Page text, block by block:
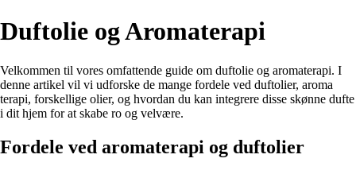
Duftolie og Aromaterapi
Velkommen til vores omfattende guide om duftolie og aromaterapi. I
denne artikel vil vi udforske de mange fordele ved duftolier, aroma
terapi, forskellige olier, og hvordan du kan integrere disse skønne dufte
i dit hjem for at skabe ro og velvære.
Fordele ved aromaterapi og duftolier